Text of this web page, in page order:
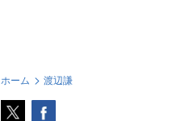
ホーム 渡辺謙